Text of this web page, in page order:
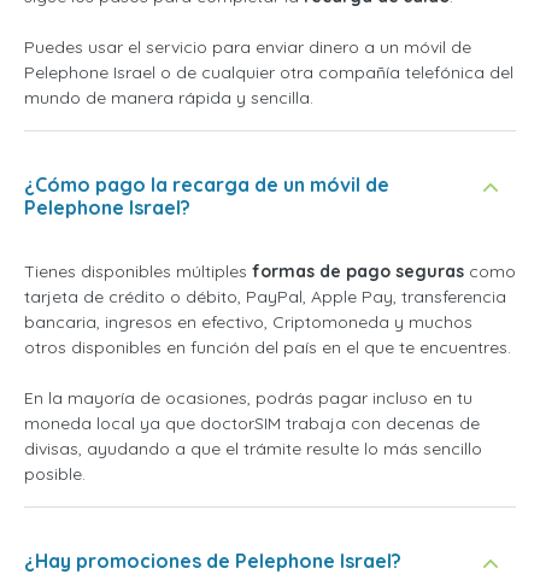
Puedes usar el servicio para enviar dinero a un móvil de
Pelephone Israel o de cualquier otra compañía telefónica del
mundo de manera rápida y sencilla.
¿Cómo pago la recarga de un móvil de
Pelephone Israel?
Tienes disponibles múltiples formas de pago seguras como
tarjeta de crédito o débito, PayPal, Apple Pay, transferencia
bancaria, ingresos en efectivo, Criptomoneda y muchos
otros disponibles en función del país en el que te encuentres.
En la mayoría de ocasiones, podrás pagar incluso en tu
moneda local ya que doctorSIM trabaja con decenas de
divisas, ayudando a que el trámite resulte lo más sencillo
posible.
¿Hay promociones de Pelephone Israel?